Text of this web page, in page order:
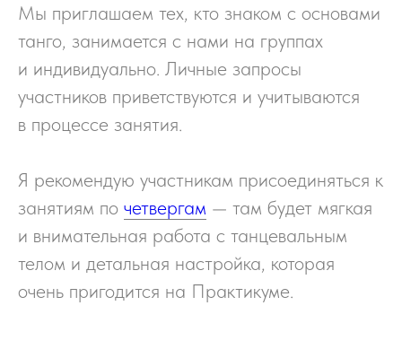
Мы приглашаем тех, кто знаком с основами
танго, занимается с нами на группах
и индивидуально. Личные запросы
участников приветствуются и учитываются
в процессе занятия.
Я рекомендую участникам присоединяться к
занятиям по четвергам — там будет мягкая
и внимательная работа с танцевальным
телом и детальная настройка, которая
очень пригодится на Практикуме.